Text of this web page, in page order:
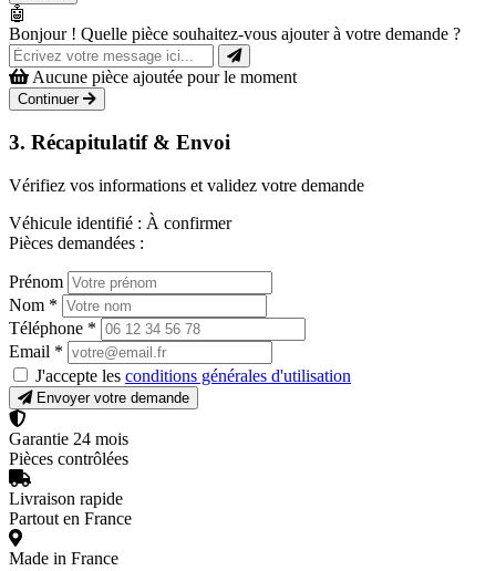
🤖
Bonjour ! Quelle pièce souhaitez-vous ajouter à votre demande ?
Aucune pièce ajoutée pour le moment
Continuer
3. Récapitulatif & Envoi
Vérifiez vos informations et validez votre demande
Véhicule identifié : À confirmer
Pièces demandées :
Prénom
Nom *
Téléphone *
Email *
J'accepte les conditions générales d'utilisation
Envoyer votre demande
Garantie 24 mois
Pièces contrôlées
Livraison rapide
Partout en France
Made in France